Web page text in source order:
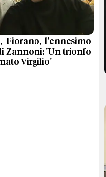
Fiorano, l'ennesimo
Zannoni: 'Un trionfo
Virgilio'